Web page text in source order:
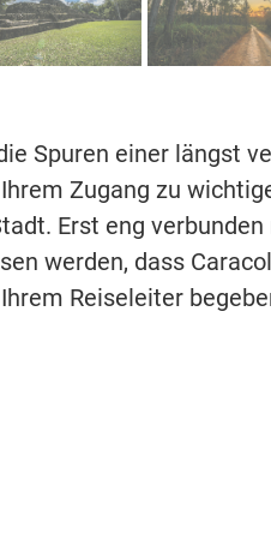
Spuren einer längst
Zugang zu
Erst eng
werden, dass
Reiseleiter